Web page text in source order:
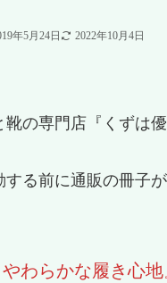
年5月24日 2022年10月4日
靴の専門店『くずは
る前に通販の冊子
わらかな履き心地